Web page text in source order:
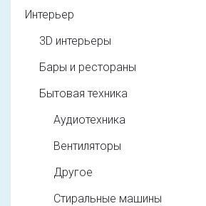
Интерьер
3D интерьеры
Бары и рестораны
Бытовая техника
Аудиотехника
Вентиляторы
Другое
Стиральные машины